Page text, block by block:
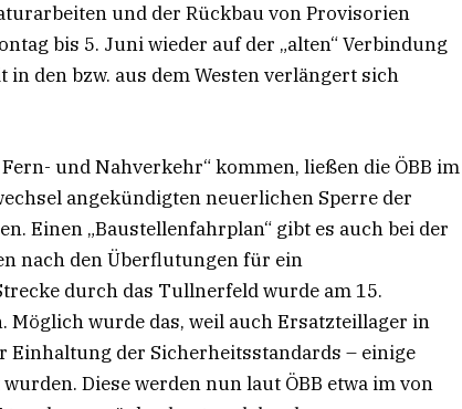
und der Rückbau von Provisorien
bis 5. Juni wieder auf der „alten“ Verbindung
den bzw. aus dem Westen verlängert sich
und Nahverkehr“ kommen, ließen die ÖBB im
angekündigten neuerlichen Sperre der
Einen „Baustellenfahrplan“ gibt es auch bei der
nach den Überflutungen für ein
durch das Tullnerfeld wurde am 15.
Möglich wurde das, weil auch Ersatzteillager in
Einhaltung der Sicherheitsstandards – einige
Diese werden nun laut ÖBB etwa im von